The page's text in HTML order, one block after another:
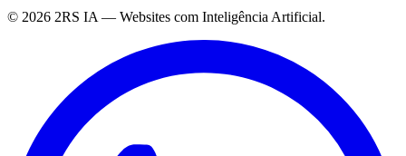
© 2026 2RS IA — Websites com Inteligência Artificial.